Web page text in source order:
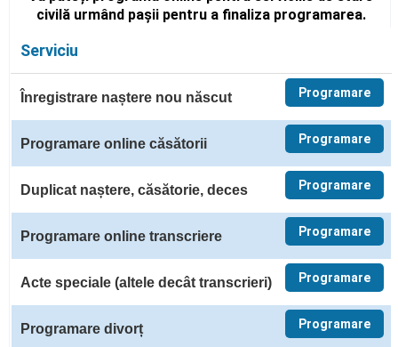
civilă urmândpașii pentru a finaliza programarea.
Serviciu
Înregistrare naștere nou născut Programare
Programare online căsătorii Programare
Duplicat naștere, căsătorie, deces Programare
Programare online transcriere Programare
Acte speciale (altele decât transcrieri) Programare
Programare divorț Programare